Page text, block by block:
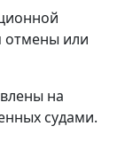
отмены или
на
судами.